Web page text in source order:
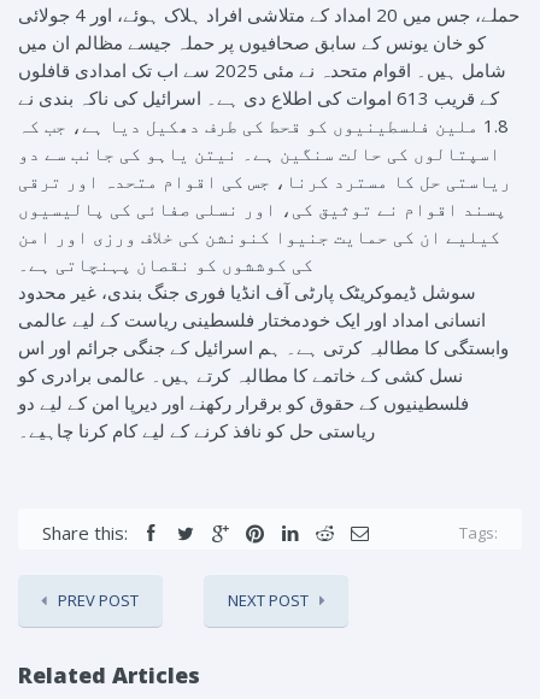
حملے، جس میں 20 امداد کے متلاشی افراد ہلاک ہوئے، اور 4 جولائی
کو خان یونس کے سابق صحافیوں پر حملہ جیسے مظالم ان میں
شامل ہیں۔ اقوام متحدہ نے مئی 2025 سے اب تک امدادی قافلوں
کے قریب 613 اموات کی اطلاع دی ہے۔ اسرائیل کی ناکہ بندی نے
1.8 ملین فلسطینیوں کو قحط کی طرف دھکیل دیا ہے، جب کہ
اسپتالوں کی حالت سنگین ہے۔ نیتن یاہو کی جانب سے دو
ریاستی حل کا مسترد کرنا، جس کی اقوام متحدہ اور ترقی
پسند اقوام نے توثیق کی، اور نسلی صفائی کی پالیسیوں
کیلیے ان کی حمایت جنیوا کنونشن کی خلاف ورزی اور امن
کی کوششوں کو نقصان پہنچاتی ہے۔
سوشل ڈیموکریٹک پارٹی آف انڈیا فوری جنگ بندی، غیر محدود
انسانی امداد اور ایک خودمختار فلسطینی ریاست کے لیے عالمی
وابستگی کا مطالبہ کرتی ہے۔ ہم اسرائیل کے جنگی جرائم اور اس
نسل کشی کے خاتمے کا مطالبہ کرتے ہیں۔ عالمی برادری کو
فلسطینیوں کے حقوق کو برقرار رکھنے اور دیرپا امن کے لیے دو
ریاستی حل کو نافذ کرنے کے لیے کام کرنا چاہیے۔
Share this: Tags:
PREV POST NEXT POST
Related Articles